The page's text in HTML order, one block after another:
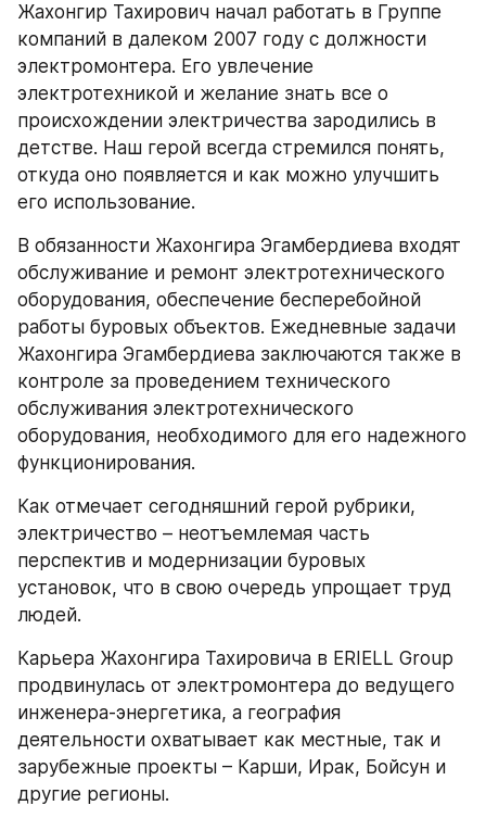
Жахонгир Тахирович начал работать в Группе
компаний в далеком 2007 году с должности
электромонтера. Его увлечение
электротехникой и желание знать все о
происхождении электричества зародились в
детстве. Наш герой всегда стремился понять,
откуда оно появляется и как можно улучшить
его использование.
В обязанности Жахонгира Эгамбердиева входят
обслуживание и ремонт электротехнического
оборудования, обеспечение бесперебойной
работы буровых объектов. Ежедневные задачи
Жахонгира Эгамбердиева заключаются также в
контроле за проведением технического
обслуживания электротехнического
оборудования, необходимого для его надежного
функционирования.
Как отмечает сегодняшний герой рубрики,
электричество – неотъемлемая часть
перспектив и модернизации буровых
установок, что в свою очередь упрощает труд
людей.
Карьера Жахонгира Тахировича в ERIELL Group
продвинулась от электромонтера до ведущего
инженера-энергетика, а география
деятельности охватывает как местные, так и
зарубежные проекты – Карши, Ирак, Бойсун и
другие регионы.